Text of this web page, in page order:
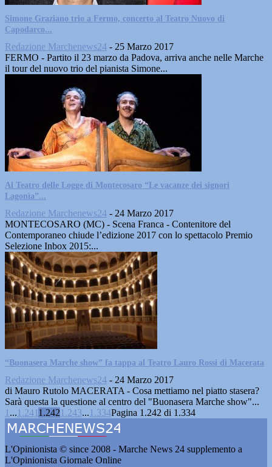
Simone Graziano trio a Fermo, concerto al Teatro Nuovo di
Capodarco...
Redazione Marchenews24 - 25 Marzo 2017
FERMO - Partito il 23 marzo da Padova, arriva anche nelle Marche
il tour del nuovo trio del pianista Simone...
Al Teatro delle Logge di Montecosaro “Le vacanze dei signori
Lagonìa”...
Redazione Marchenews24 - 24 Marzo 2017
MONTECOSARO (MC) - Scena Franca - Contenitore del
Contemporaneo chiude l’edizione 2017 con lo spettacolo Premio
Selezione Inbox 2015:...
“Buonasera Marche show” fa tappa al Teatro Lauro Rossi di Macerata
Redazione Marchenews24 - 24 Marzo 2017
di Mauro Rutolo MACERATA - Cosa mettiamo nel piatto stasera?
Sarà questa la questione al centro del "Buonasera Marche show"...
1 ... 1.2411.242 1.243... 1.334Pagina 1.242 di 1.334
L'Opinionista © since 2008 - Marche News 24 supplemento a
L'Opinionista Giornale Online